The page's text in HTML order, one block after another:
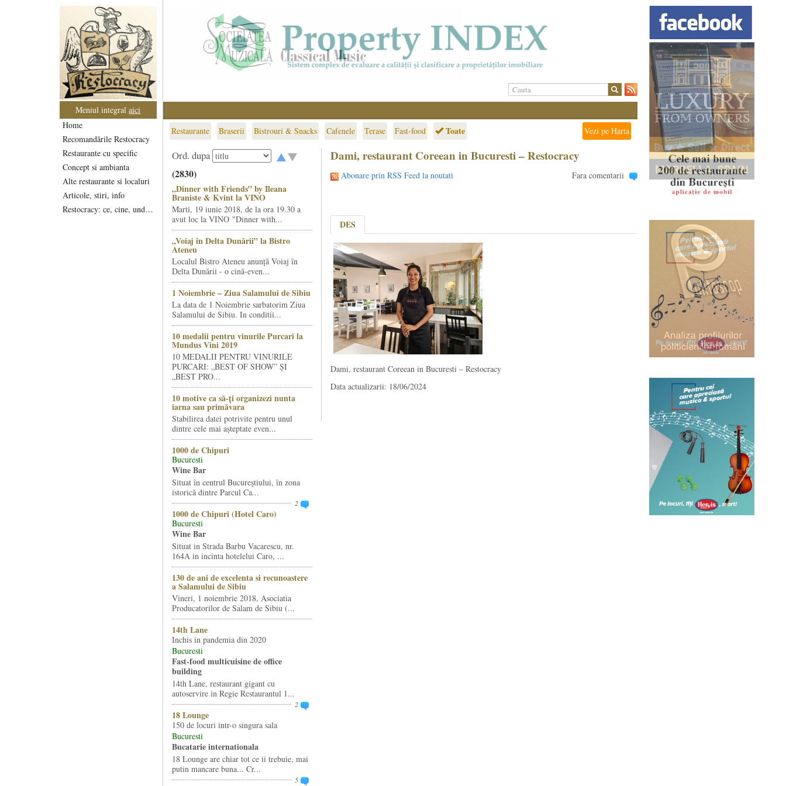
Meniul integralaici
Home
Recomandările Restocracy
Restaurante cu specific
Concept si ambianta
Alte restaurante si localuri
Articole, stiri, info
Restocracy: ce, cine, unde...
Restaurante Braserii Bistrouri & Snacks Cafenele Terase Fast-food Toate Vezi pe Harta
Ord. dupa
(2830)
„Dinner with Friends” by Ileana
Braniste & Kvint la VINO
Marti, 19 iunie 2018, de la ora 19.30 a
avut loc la VINO "Dinner with...
„Voiaj în Delta Dunării” la Bistro
Ateneu
Localul Bistro Ateneu anunță Voiaj în
Delta Dunării - o cină-even...
1 Noiembrie – Ziua Salamului de Sibiu
La data de 1 Noiembrie sarbatorim Ziua
Salamului de Sibiu. In conditii...
10 medalii pentru vinurile Purcari la
Mundus Vini 2019
10 MEDALII PENTRU VINURILE
PURCARI: „BEST OF SHOW” ȘI
„BEST PRO...
10 motive ca să-ți organizezi nunta
iarna sau primăvara
Stabilirea datei potrivite pentru unul
dintre cele mai așteptate even...
1000 de Chipuri
Bucuresti
Wine Bar
Situat în centrul Bucureştiului, în zona
istorică dintre Parcul Ca...
2
1000 de Chipuri (Hotel Caro)
Bucuresti
Wine Bar
Situat in Strada Barbu Vacarescu, nr.
164A in incinta hotelelui Caro, ...
130 de ani de excelenta si recunoastere
a Salamului de Sibiu
Vineri, 1 noiembrie 2018, Asociatia
Producatorilor de Salam de Sibiu (...
14th Lane
Inchis in pandemia din 2020
Bucuresti
Fast-food multicuisine de office
building
14th Lane, restaurant gigant cu
autoservire in Regie Restaurantul 1...
2
18 Lounge
150 de locuri intr-o singura sala
Bucuresti
Bucatarie internationala
18 Lounge are chiar tot ce ii trebuie, mai
putin mancare buna... Cr...
5
Dami, restaurant Coreean in Bucuresti – Restocracy
Abonare prin RSS Feed la noutati Fara comentarii
DES
Dami, restaurant Coreean in Bucuresti – Restocracy
Data actualizarii: 18/06/2024